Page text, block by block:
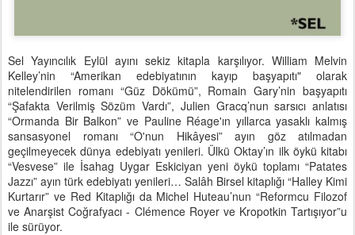
Sel Yayıncılık Eylül ayını sekiz kitapla karşılıyor. William Melvin
Kelley’nin “Amerikan edebiyatının kayıp başyapıtı" olarak
nitelendirilen romanı “Güz Dökümü”, Romain Gary’nin başyapıtı
“Şafakta Verilmiş Sözüm Vardı”, Julien Gracq’nun sarsıcı anlatısı
“Ormanda Bir Balkon” ve Pauline Réage'ın yıllarca yasaklı kalmış
sansasyonel romanı “O'nun Hikâyesi” ayın göz atılmadan
geçilmeyecek dünya edebiyatı yenileri. Ülkü Oktay’ın ilk öykü kitabı
“Vesvese” ile İsahag Uygar Eskiciyan yeni öykü toplamı “Patates
Jazzı” ayın türk edebiyatı yenileri… Salâh Birsel kitaplığı “Halley Kimi
Kurtarır” ve Red Kitaplığı da Michel Huteau’nun “Reformcu Filozof
ve Anarşist Coğrafyacı - Clémence Royer ve Kropotkin Tartışıyor”u
ile sürüyor.